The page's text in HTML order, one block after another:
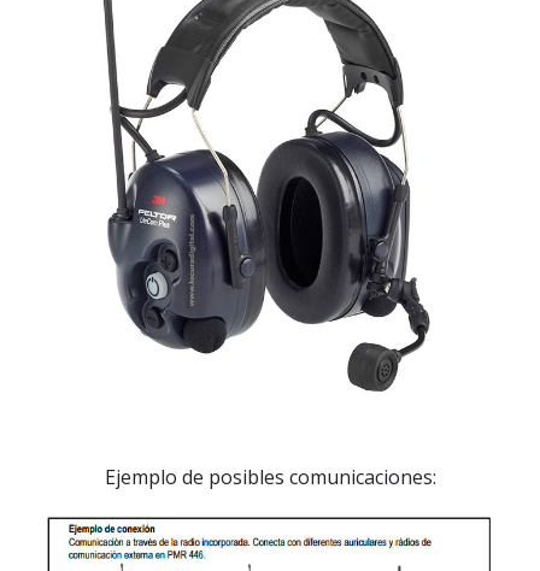
Ejemplo de posibles comunicaciones: